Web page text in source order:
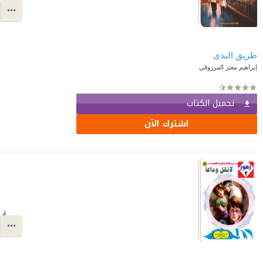
طريق الندى
إبراهيم معتز المرزوقي
تحميل الكتاب
اشترك الآن